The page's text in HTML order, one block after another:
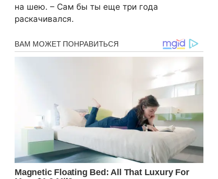
на шею. – Сам бы ты еще три года
раскачивался.